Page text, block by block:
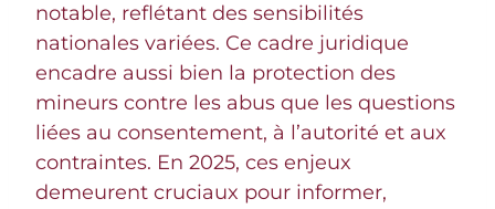
notable, reflétant des sensibilités
nationales variées. Ce cadre juridique
encadre aussi bien la protection des
mineurs contre les abus que les questions
liées au consentement, à l’autorité et aux
contraintes. En 2025, ces enjeux
demeurent cruciaux pour informer,